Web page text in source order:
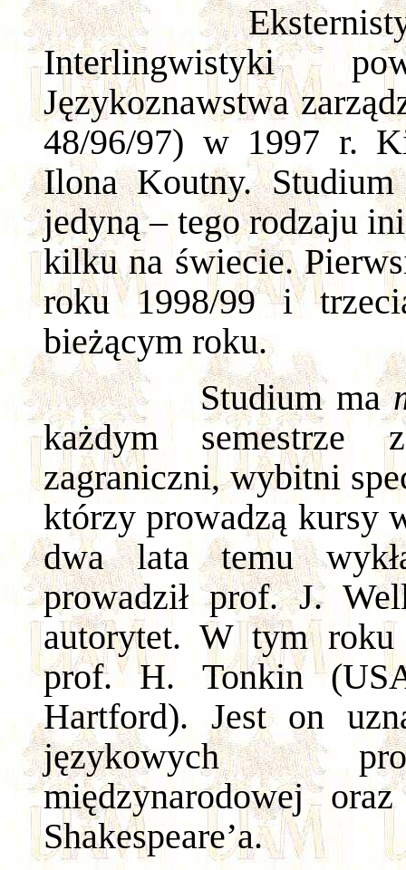
Interlingwistyki
Językoznawstwa
48/96/97) w 1997 r.
Ilona Koutny.
jedyną – tego rodzaju
kilku na świecie.
roku 1998/99 i
bieżącym roku.
Studium ma
każdym semestrze
zagraniczni, wybitni
którzy prowadzą kursy
dwa lata temu
prowadził prof. J.
autorytet. W tym roku
prof. H. Tonkin
Hartford). Jest on
językowych
międzynarodowej
Shakespeare’a.